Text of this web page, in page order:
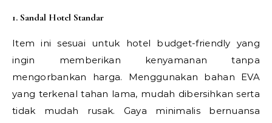
1. Sandal Hotel Standar
Item ini sesuai untuk hotel budget-friendly yang
ingin memberikan kenyamanan tanpa
mengorbankan harga. Menggunakan bahan EVA
yang terkenal tahan lama, mudah dibersihkan serta
tidak mudah rusak. Gaya minimalis bernuansa